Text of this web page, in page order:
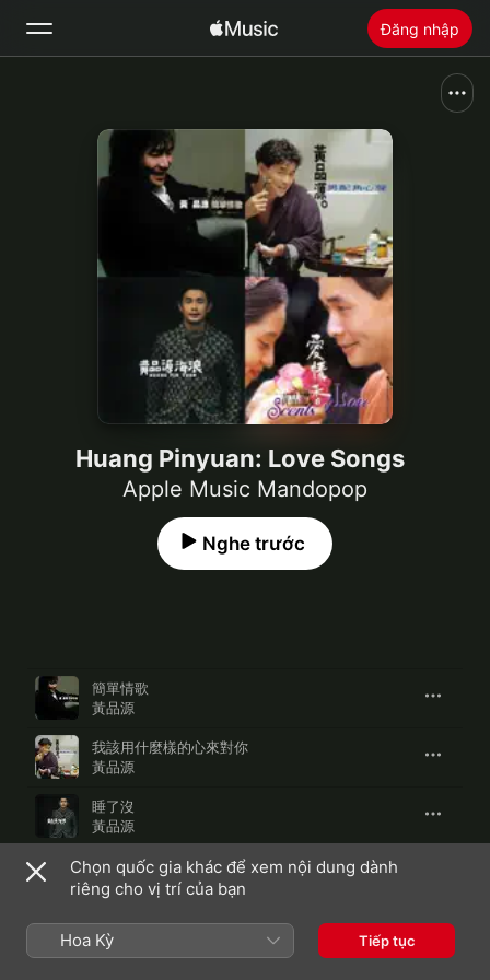
Đăng nhập
Trang chủ
Radio
Cài đặt Apple Music
Huang Pinyuan: Love Songs
Apple Music Mandopop
Nghe trước
簡單情歌
黃品源
我該用什麼樣的心來對你
黃品源
睡了沒
黃品源
未曾留下地址
黃品源
流浪的心
黃品源
Chọn quốc gia khác để xem nội dung dành
riêng cho vị trí của bạn
Hoa Kỳ Tiếp tục